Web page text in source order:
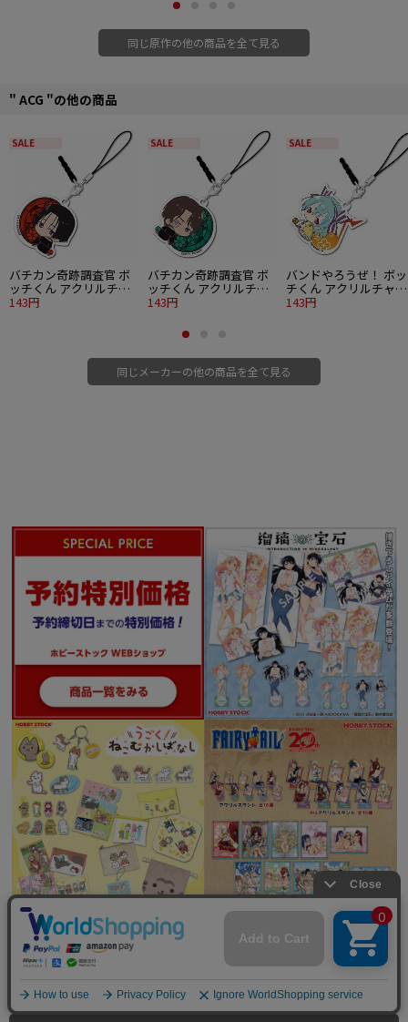
同じ原作の他の商品を全て見る
" ACG "の他の商品
SALE
バチカン奇跡調査官 ボ
ッチくん アクリルチャ
ーム 平賀・ヨゼフ・庚
143円
SALE
バチカン奇跡調査官 ボ
ッチくん アクリルチャ
ーム ロベルト・ニコラ
143円
SALE
バンドやろうぜ！ ボッ
チくん アクリルチャー
ム ミント
143円
同じメーカーの他の商品を全て見る